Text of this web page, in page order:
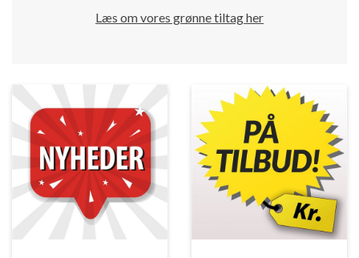
Læs om vores grønne tiltag her